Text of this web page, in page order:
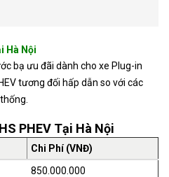
Hà Nội
bạ ưu đãi dành cho xe Plug-in
tương đối hấp dẫn so với các
PHEV Tại Hà Nội
Chi Phí (VNĐ)
850.000.000